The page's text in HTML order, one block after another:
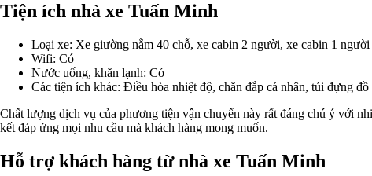
Tiện ích nhà xe Tuấn Minh
Loại xe: Xe giường nằm 40 chỗ, xe cabin 2 người, xe cabin 1 người
Wifi: Có
Nước uống, khăn lạnh: Có
Các tiện ích khác: Điều hòa nhiệt độ, chăn đắp cá nhân, túi đựng
Chất lượng dịch vụ của phương tiện vận chuyển này rất đáng chú ý với
kết đáp ứng mọi nhu cầu mà khách hàng mong muốn.
Hỗ trợ khách hàng từ nhà xe Tuấn Minh